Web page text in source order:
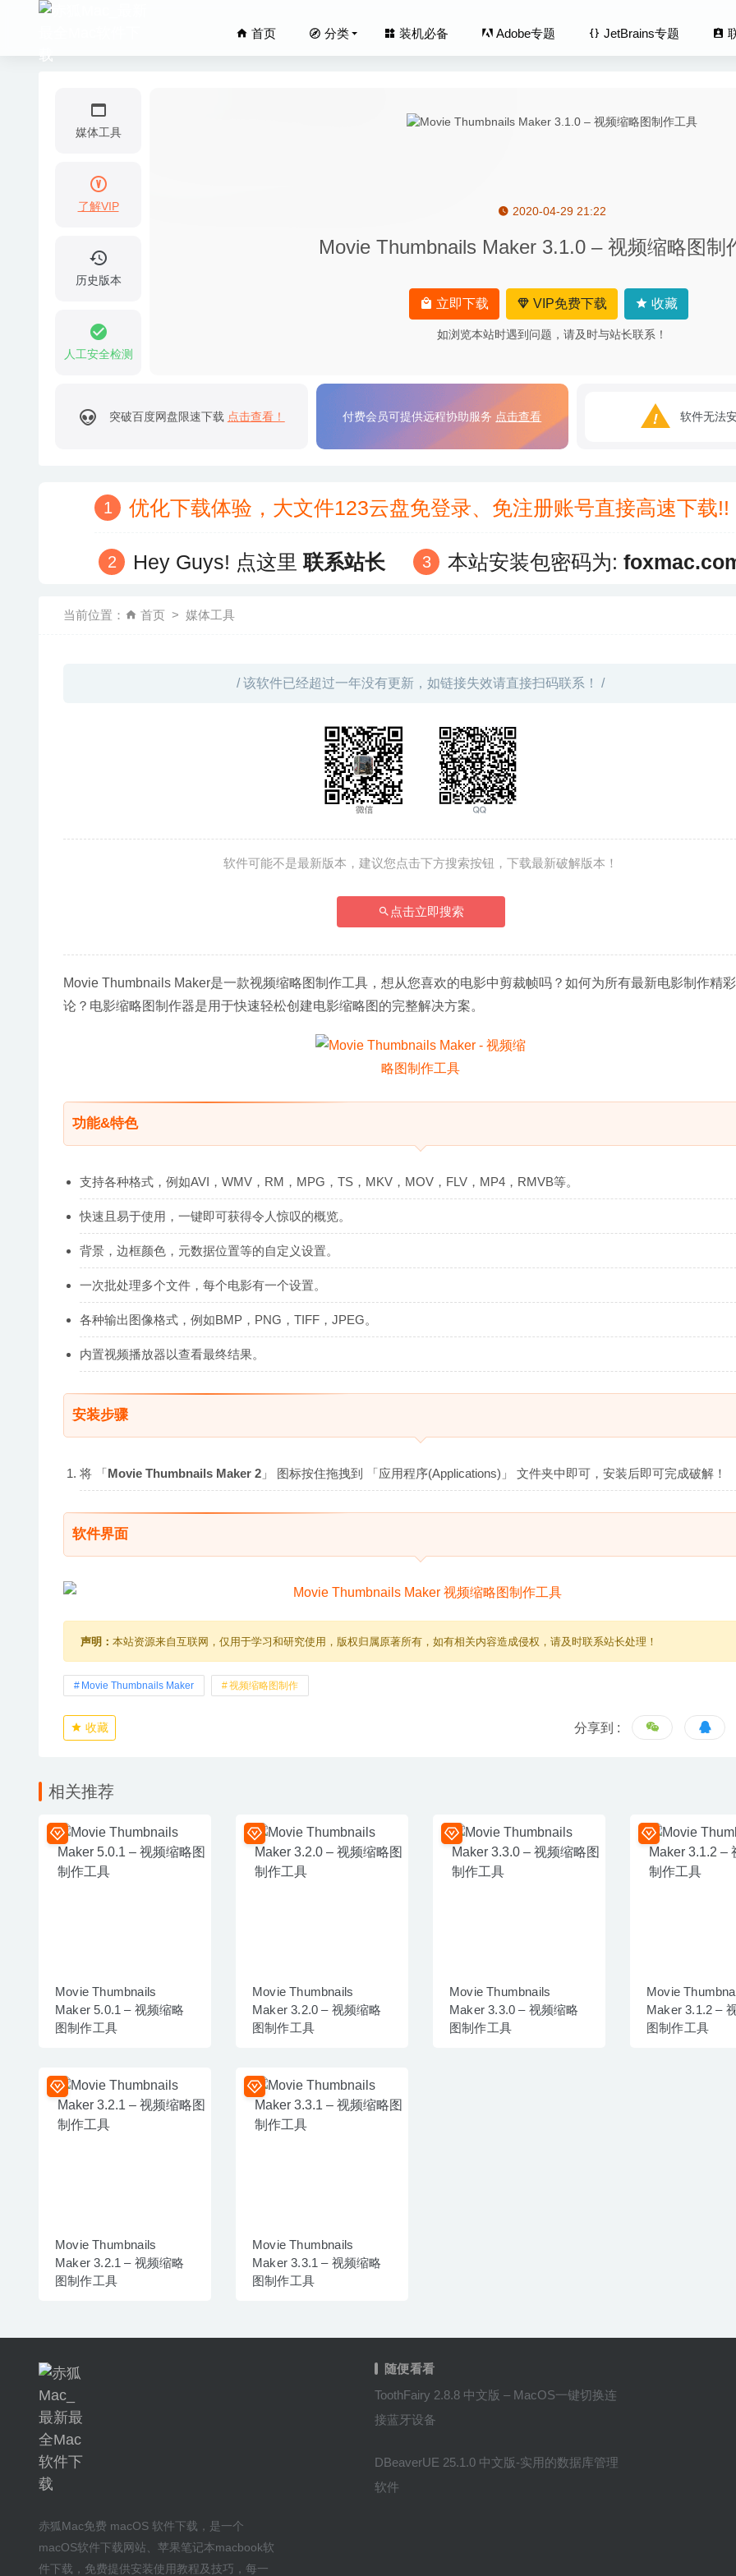
首页 分类 装机必备 Adobe专题 JetBrains专题
媒体工具
了解VIP
历史版本
人工安全检测
2020-04-29 21:22
Movie Thumbnails Maker 3.1.0 – 视频缩略图制
立即下载 VIP免费下载 收藏
如浏览本站时遇到问题，请及时与站长联系！
突破百度网盘限速下载 点击查看！ 付费会员可提供远程协助服务 点击查看 软件无法
优化下载体验，大文件123云盘免登录、免注册账号直接高速下
Hey Guys! 点这里联系站长 本站安装包密码为:
当前位置： 首页 媒体工具
/ 该软件已经超过一年没有更新，如链接失效请直接扫码联系！ /
软件可能不是最新版本，建议您点击下方搜索按钮，下载最新破解版本！
点击立即搜索
Movie Thumbnails Maker是一款视频缩略图制作工具，想从您喜欢的电影中剪裁帧吗？如何为所有最新电影制作精
论？电影缩略图制作器是用于快速轻松创建电影缩略图的完整解决方案。
功能&特色
支持各种格式，例如AVI，WMV，RM，MPG，TS，MKV，MOV，FLV，MP4，RMVB等。
快速且易于使用，一键即可获得令人惊叹的概览。
背景，边框颜色，元数据位置等的自定义设置。
一次批处理多个文件，每个电影有一个设置。
各种输出图像格式，例如BMP，PNG，TIFF，JPEG。
内置视频播放器以查看最终结果。
安装步骤
将 「Movie Thumbnails Maker 2 」 图标按住拖拽到 「应用程序(Applications)」 文件夹中即可，安装后即可完成破解！
软件界面
声明： 本站资源来自互联网，仅用于学习和研究使用，版权归属原著所有，如有相关内容造成侵权，请及时联系站长处理！
Movie Thumbnails Maker 视频缩略图制作
收藏 分享到 :
相关推荐
Movie Thumbnails
Maker 5.0.1 – 视频缩略
图制作工具
Movie Thumbnails
Maker 3.2.0 – 视频缩略
图制作工具
Movie Thumbnails
Maker 3.3.0 – 视频缩略
图制作工具
Movie
Maker 3.1.2 –
图制作工具
Movie Thumbnails
Maker 3.2.1 – 视频缩略
图制作工具
Movie Thumbnails
Maker 3.3.1 – 视频缩略
图制作工具
赤狐Mac免费 macOS 软件下载 ，是一个
macOS软件下载网站
苹果笔记本macbook软
件下载 ，免费提供安装使用教程及技巧 ，每一
随便看看
ToothFairy 2.8.8 中文版 – MacOS一键切换连
接蓝牙设备
DBeaverUE 25.1.0 中文版-实用的数据库管理
软件
Visual Studio Code 1.48.2 中文版-微软轻量开源全能代码编辑器 2020-08-
iCalamus 2.20 – 专业的图像版面设计软件 2020-04-29
Axure RP 9.0.0.3690 RC for Mac中文版-交互原型设计神器 2020-03-26